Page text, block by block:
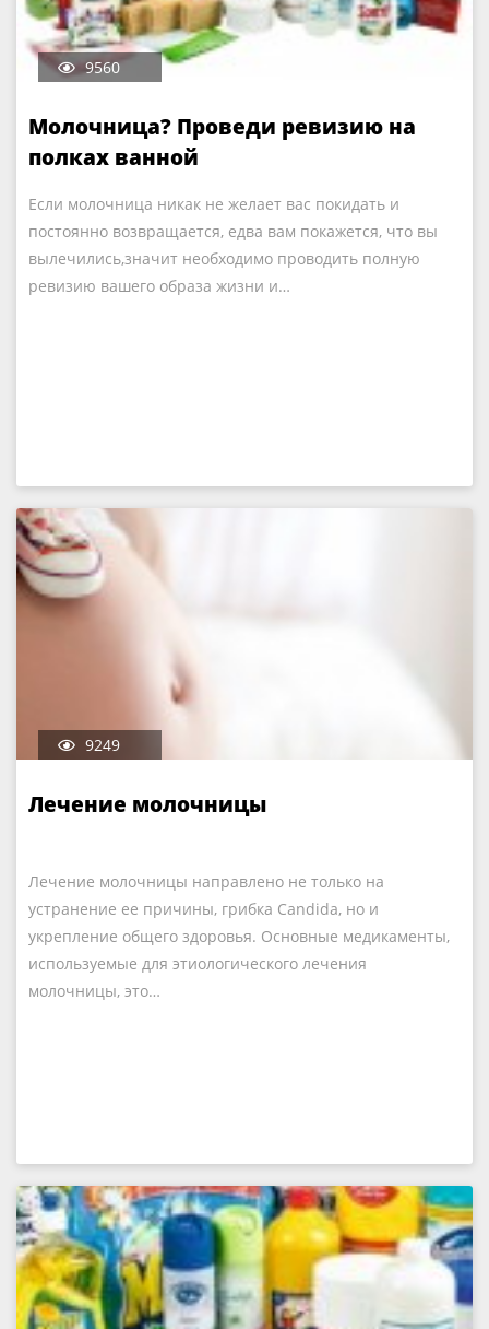
9560
Молочница? Проведи ревизию на
полках ванной
Если молочница никак не желает вас покидать и
постоянно возвращается, едва вам покажется, что вы
вылечились,значит необходимо проводить полную
ревизию вашего образа жизни и…
9249
Лечение молочницы
Лечение молочницы направлено не только на
устранение ее причины, грибка Candida, но и
укрепление общего здоровья. Основные медикаменты,
используемые для этиологического лечения
молочницы, это…